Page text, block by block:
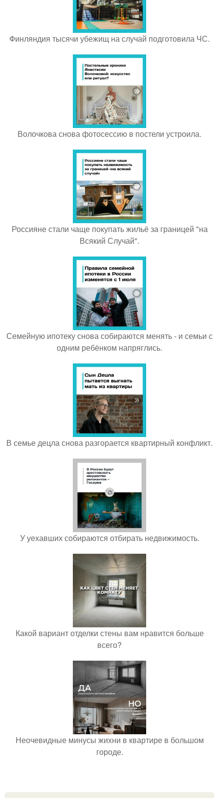
Финляндия тысячи убежищ на случай подготовила ЧС.
Волочкова снова фотосессию в постели устроила.
Россияне стали чаще покупать жильё за границей "на
Всякий Случай".
Семейную ипотеку снова собираются менять - и семьи с
одним ребёнком напряглись.
В семье децла снова разгорается квартирный конфликт.
У уехавших собираются отбирать недвижимость.
Какой вариант отделки стены вам нравится больше
всего?
Неочевидные минусы жихни в квартире в большом
городе.